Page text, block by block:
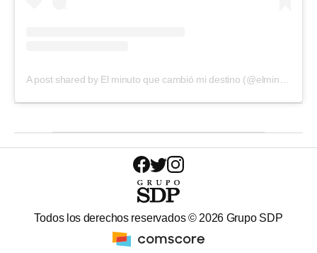
A post shared by El minuto que cambió mi destino (@elminutotv)
Todos los derechos reservados © 2026 Grupo SDP